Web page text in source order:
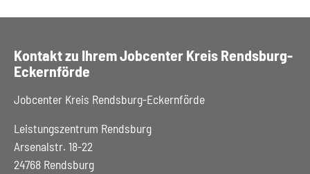
Kontakt zu Ihrem Jobcenter Kreis Rendsburg-
Eckernförde
Jobcenter Kreis Rendsburg-Eckernförde
Leistungszentrum Rendsburg
Arsenalstr. 18-22
24768 Rendsburg